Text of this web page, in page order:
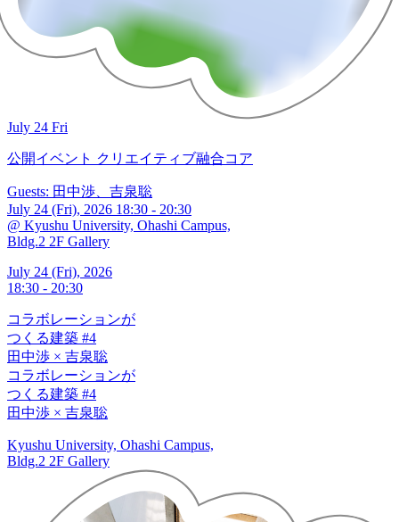
July 24 Fri
公開イベント クリエイティブ融合コア
Guests: 田中渉、吉泉聡
July 24 (Fri), 2026 18:30 - 20:30
@ Kyushu University, Ohashi Campus,
Bldg.2 2F Gallery
July 24 (Fri), 2026
18:30 - 20:30
コラボレーションが
つくる建築 #4
田中渉 × 吉泉聡
コラボレーションが
つくる建築 #4
田中渉 × 吉泉聡
Kyushu University, Ohashi Campus,
Bldg.2 2F Gallery